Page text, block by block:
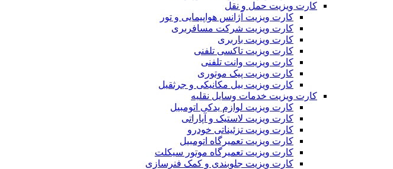
کارت ویزیت حمل و نقل
کارت ویزیت آژانس هواپیمایی و تور
کارت ویزیت شرکت مسافربری
کارت ویزیت باربری
کارت ویزیت تاکسی تلفنی
کارت ویزیت وانت تلفنی
کارت ویزیت پیک موتوری
کارت ویزیت بیل مکانیکی و جرثقیل
کارت ویزیت خدمات وسایل نقلیه
کارت ویزیت لوازم یدکی اتومبیل
کارت ویزیت لاستیک و آپاراتی
کارت ویزیت تزئیناتی خودرو
کارت ویزیت تعمیرگاه اتومبیل
کارت ویزیت تعمیرگاه موتور سیکلت
کارت ویزیت جلوبندی و کمک فنرسازی